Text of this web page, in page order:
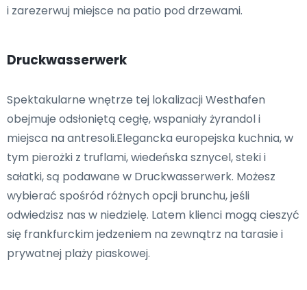
i zarezerwuj miejsce na patio pod drzewami.
Druckwasserwerk
Spektakularne wnętrze tej lokalizacji Westhafen
obejmuje odsłoniętą cegłę, wspaniały żyrandol i
miejsca na antresoli.Elegancka europejska kuchnia, w
tym pierożki z truflami, wiedeńska sznycel, steki i
sałatki, są podawane w Druckwasserwerk. Możesz
wybierać spośród różnych opcji brunchu, jeśli
odwiedzisz nas w niedzielę. Latem klienci mogą cieszyć
się frankfurckim jedzeniem na zewnątrz na tarasie i
prywatnej plaży piaskowej.